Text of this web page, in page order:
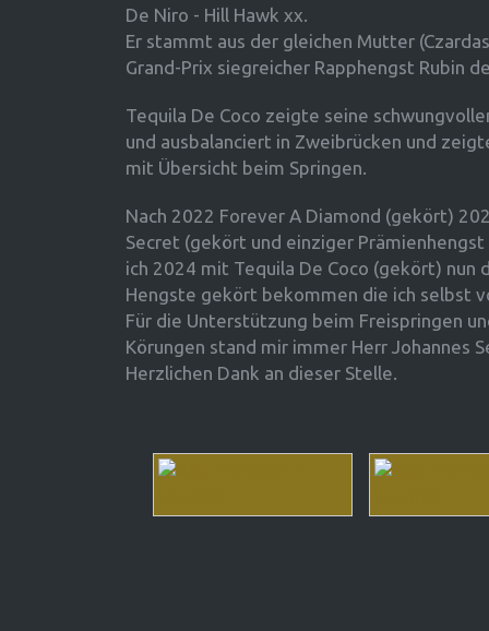
De Niro - Hill Hawk xx.
Er stammt aus der gleichen Mutter
Grand-Prix siegreicher Rapphengst Rubin
Tequila De Coco zeigte seine
und ausbalanciert in Zweibrücken und
mit Übersicht beim Springen.
Nach 2022 Forever A Diamond (gekört)
Secret (gekört und einziger Prämienhengst
ich 2024 mit Tequila De Coco (gekört) nun
Hengste gekört bekommen die ich selbst
Für die Unterstützung beim Freispringen
Körungen stand mir immer Herr Johannes
Herzlichen Dank an dieser Stelle.